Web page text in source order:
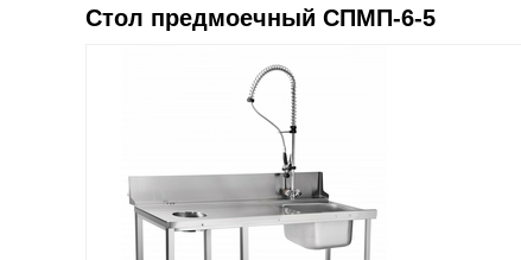
Стол предмоечный СПМП-6-5